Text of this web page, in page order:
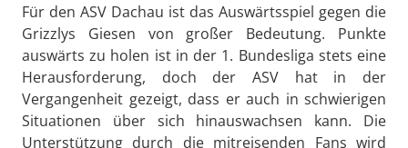
Für den ASV Dachau ist das Auswärtsspiel gegen die
Grizzlys Giesen von großer Bedeutung. Punkte
auswärts zu holen ist in der 1. Bundesliga stets eine
Herausforderung, doch der ASV hat in der
Vergangenheit gezeigt, dass er auch in schwierigen
Situationen über sich hinauswachsen kann. Die
Unterstützung durch die mitreisenden Fans wird